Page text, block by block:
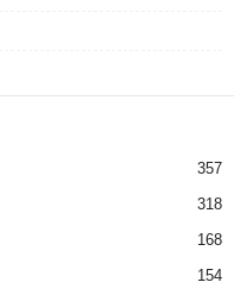
357
318
168
154